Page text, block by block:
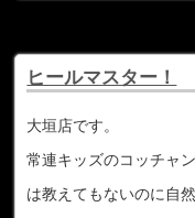
ヒールマスター！
大垣店です。
常連キッズのコッチャン
は教えてもないのに自